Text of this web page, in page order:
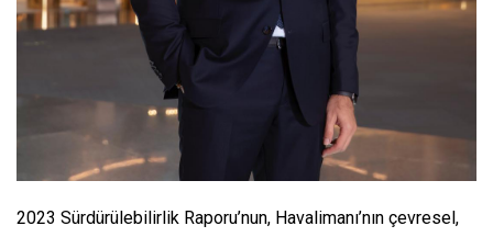
2023 Sürdürülebilirlik Raporu’nun, Havalimanı’nın çevresel,